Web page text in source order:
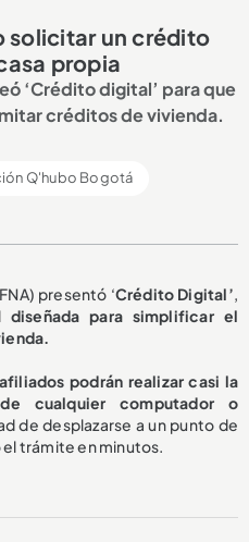
solicitar un crédito
propia
‘Crédito digital’ para que
créditos de vivienda.
Q'hubo Bogotá
presentó ‘Crédito Digital’,
diseñada para simplificar el
podrán realizar casi la
cualquier computador o
de desplazarse a un punto de
trámite en minutos.